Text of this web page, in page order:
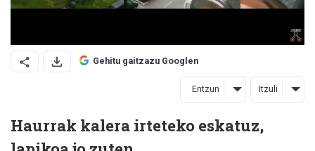
Gehitu gaitzazu Googlen
Entzun Itzuli
Haurrak kalera irteteko eskatuz,